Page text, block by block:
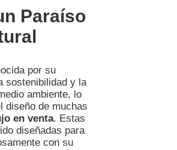
Paraíso
por su
sostenibilidad y la
ambiente, lo
diseño de muchas
en venta. Estas
diseñadas para
con su